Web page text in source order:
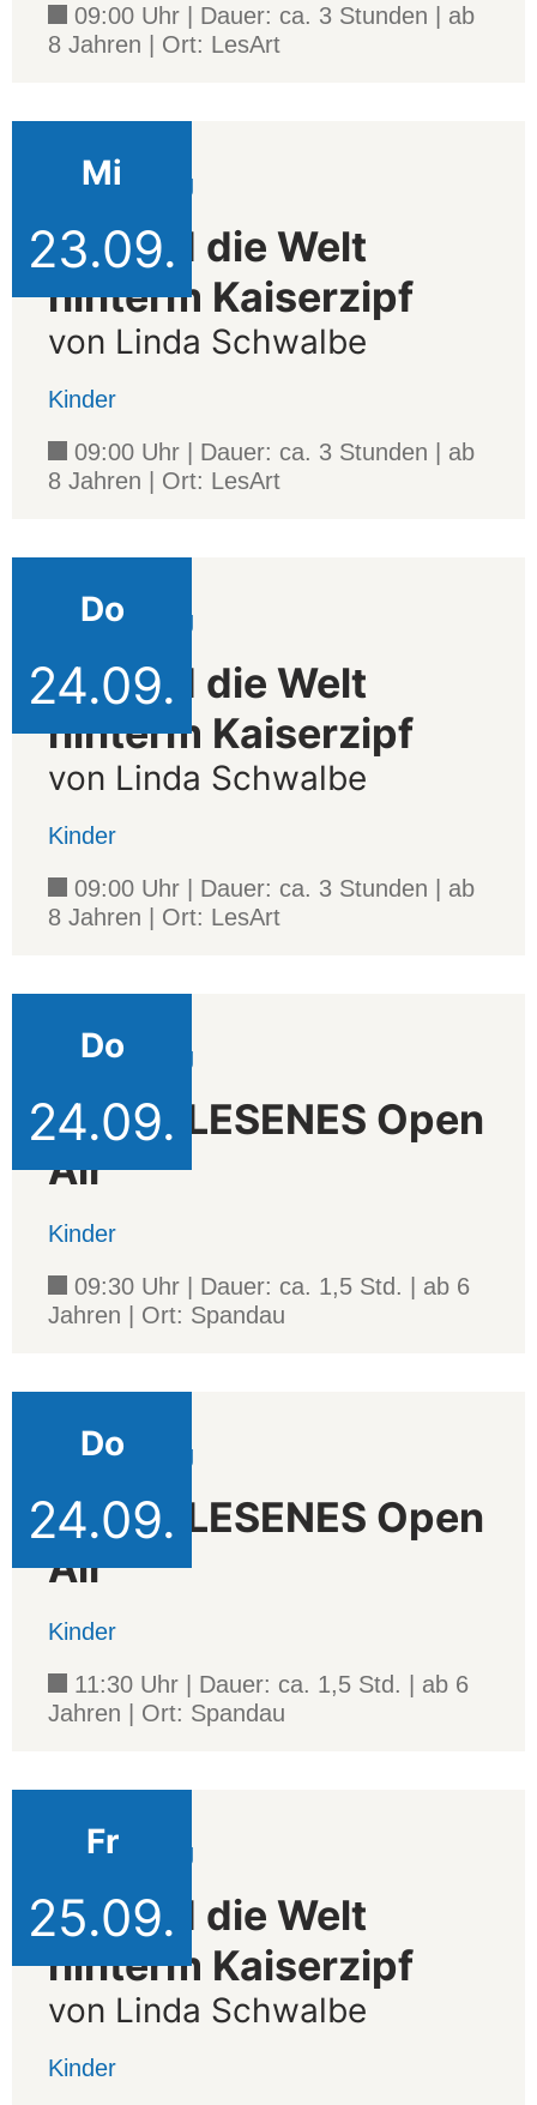
09:00 Uhr | Dauer: ca. 3 Stunden | ab
8 Jahren | Ort: LesArt
Mi
23.09.
Veranstaltung
Ida und die Welt
hinterm Kaiserzipf
von Linda Schwalbe
Kinder
09:00 Uhr | Dauer: ca. 3 Stunden | ab
8 Jahren | Ort: LesArt
Do
24.09.
Veranstaltung
Ida und die Welt
hinterm Kaiserzipf
von Linda Schwalbe
Kinder
09:00 Uhr | Dauer: ca. 3 Stunden | ab
8 Jahren | Ort: LesArt
Do
24.09.
Veranstaltung
AUSERLESENES Open
Air
Kinder
09:30 Uhr | Dauer: ca. 1,5 Std. | ab 6
Jahren | Ort: Spandau
Do
24.09.
Veranstaltung
AUSERLESENES Open
Air
Kinder
11:30 Uhr | Dauer: ca. 1,5 Std. | ab 6
Jahren | Ort: Spandau
Fr
25.09.
Veranstaltung
Ida und die Welt
hinterm Kaiserzipf
von Linda Schwalbe
Kinder